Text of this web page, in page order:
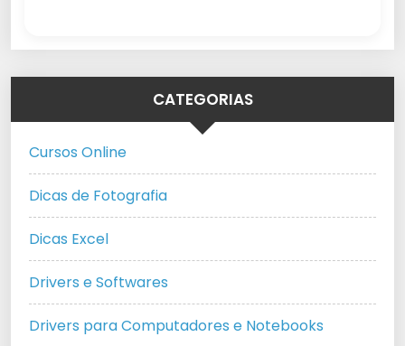
CATEGORIAS
Cursos Online
Dicas de Fotografia
Dicas Excel
Drivers e Softwares
Drivers para Computadores e Notebooks